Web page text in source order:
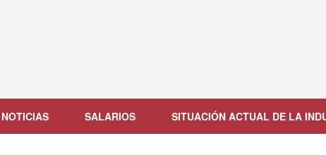
NOTICIAS SALARIOS SITUACIÓN ACTUAL DE LA